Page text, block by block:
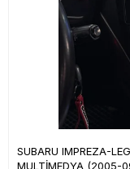
SUBARU IMPREZA-
MULTİMEDYA (2005-